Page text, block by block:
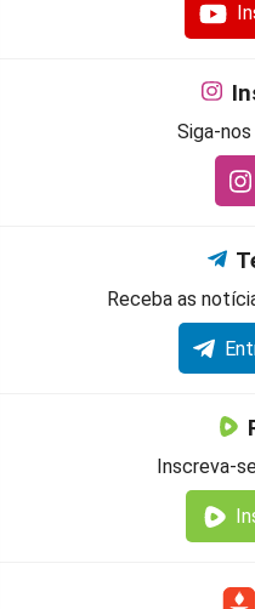
Siga-
Receba as
Inscreva-